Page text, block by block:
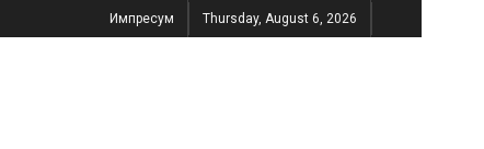
Импресум Thursday, August 6, 2026